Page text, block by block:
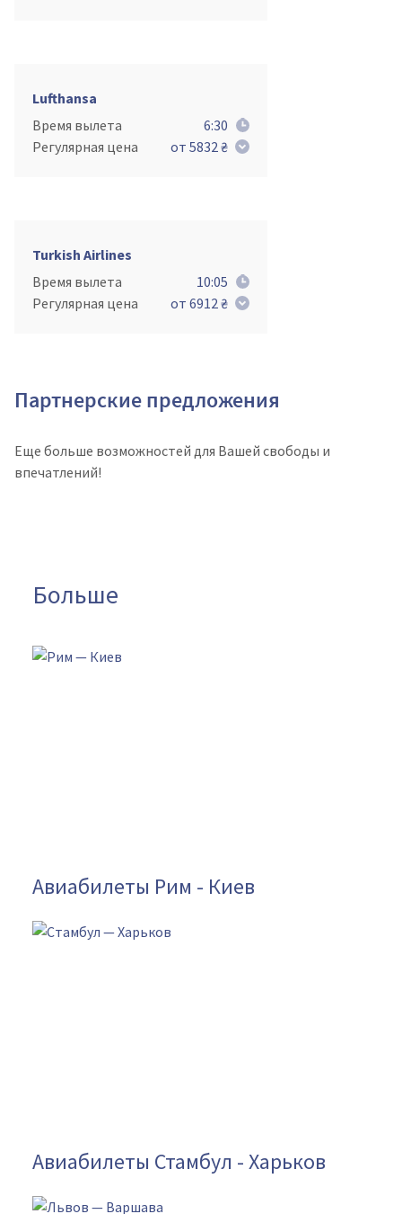
Lufthansa
Время вылета
6:30
Регулярная цена
от 5832 ₴
Turkish Airlines
Время вылета
10:05
Регулярная цена
от 6912 ₴
Партнерские предложения
Еще больше возможностей для Вашей свободы и
впечатлений!
Больше
Авиабилеты Рим - Киев
Авиабилеты Стамбул - Харьков